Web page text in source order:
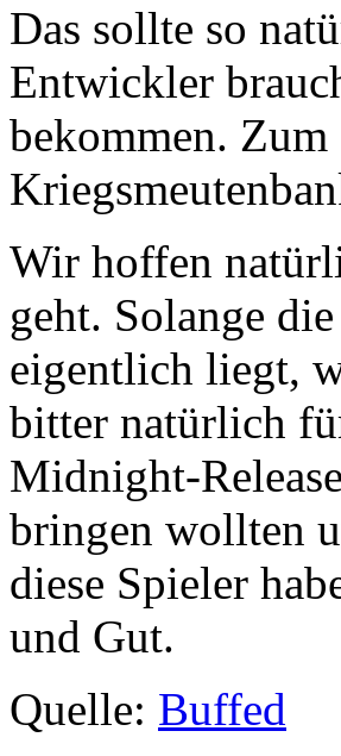
Das sollte so
Entwickler
bekommen.
Wir hoffen
geht. Solange
eigentlich liegt,
bitter natürlich
Midnight-
bringen wollten
diese Spieler
und Gut.
Quelle: Buffed